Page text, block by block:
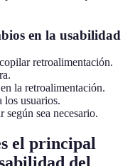
en la usabilidad
retroalimentación.
la retroalimentación.
los usuarios.
sea necesario.
el principal